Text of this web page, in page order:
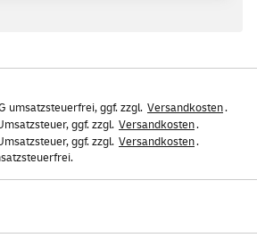
umsatzsteuerfrei, ggf. zzgl. Versandkosten.
ggf. zzgl. Versandkosten.
ggf. zzgl. Versandkosten.